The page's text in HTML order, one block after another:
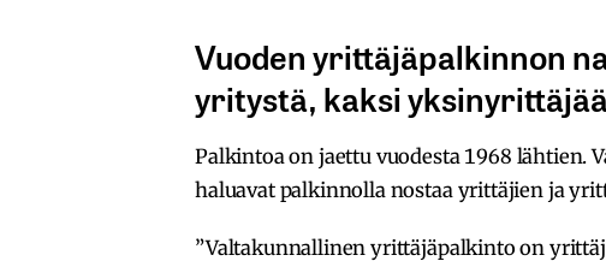
Vuoden yrittäjäpalkinnon
yritystä, kaksi
Palkintoa on jaettu vuodesta 1968 lähtien.
haluavat palkinnolla nostaa yrittäjien ja
”Valtakunnallinen yrittäjäpalkinto on